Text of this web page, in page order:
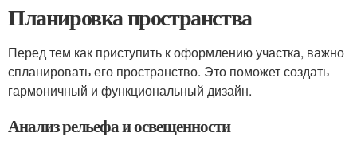
Планировка пространства
Перед тем как приступить к оформлению участка, важно
спланировать его пространство. Это поможет создать
гармоничный и функциональный дизайн.
Анализ рельефа и освещенности